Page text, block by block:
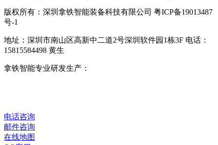
版权所有：深圳拿铁智能装备科技有限公司 粤ICP备19013487
号-1
地址：深圳市南山区高新中二道2号深圳软件园1栋3F 电话：
15815584498 黄生
拿铁智能专业研发生产：
电话咨询
邮件咨询
在线地图